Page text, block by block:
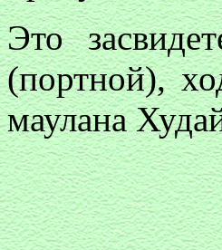
Это
(портной),
маулана